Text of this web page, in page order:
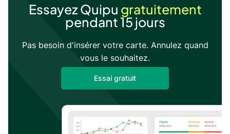
Essayez Quipu gratuitement
pendant 15 jours
Pas besoin d'insérer votre carte. Annulez quand
vous le souhaitez.
Essai gratuit